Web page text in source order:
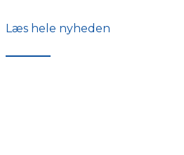
Læs hele nyheden